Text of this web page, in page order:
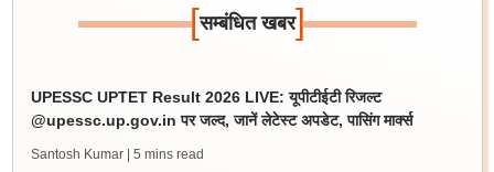
[सम्बंधित खबर]
UPESSC UPTET Result 2026 LIVE: यूपीटीईटी रिजल्ट
@upessc.up.gov.in पर जल्द, जानें लेटेस्ट अपडेट, पासिंग मार्क्स
Santosh Kumar | 5 mins read